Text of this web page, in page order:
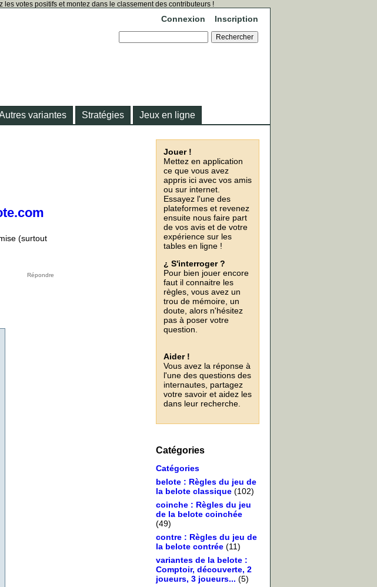
votes positifs et montez dans le classement des contributeurs !
Connexion Inscription
variantes Stratégies Jeux en ligne
Jouer !
Mettez en application
ce que vous avez
appris ici avec vos amis
ou sur internet.
Essayez l'une des
plateformes et revenez
ensuite nous faire part
de vos avis et de votre
expérience sur les
tables en ligne !
¿ S'interroger ?
Pour bien jouer encore
faut il connaitre les
règles, vous avez un
trou de mémoire, un
doute, alors n'hésitez
pas à poser votre
question.
Aider !
Vous avez la réponse à
l'une des questions des
internautes, partagez
votre savoir et aidez les
dans leur recherche.
Catégories
Catégories
belote : Règles du jeu de
la belote classique (102)
coinche : Règles du jeu
de la belote coinchée
(49)
contre : Règles du jeu de
la belote contrée (11)
variantes de la belote :
Comptoir, découverte, 2
joueurs, 3 joueurs... (5)
(surtout